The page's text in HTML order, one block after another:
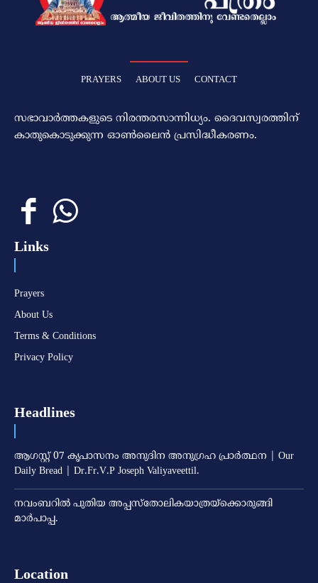
PRAYERS ABOUT US CONTACT
സഭാവാര്‍ത്തകളുടെ നിരന്തരസാന്നിധ്യം. ദൈവസ്വരത്തിന്‌
കാതുകൊടുക്കുന്ന ഓണ്‍ലൈന്‍ പ്രസിദ്ധീകരണം.
Links
Prayers
About Us
Terms & Conditions
Privacy Policy
Headlines
ആഗസ്റ്റ് 07 കൃപാസനം അനുദിന അനുഗ്രഹ പ്രാർത്ഥന | Our
Daily Bread | Dr.Fr.V.P Joseph Valiyaveettil.
നവംബറില്‍ പുതിയ അപ്പസ്‌തോലികയാത്രയ്‌ക്കൊരുങ്ങി
മാര്‍പാപ്പ.
Location